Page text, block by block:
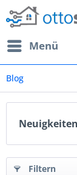
Menü
Blog
Filtern